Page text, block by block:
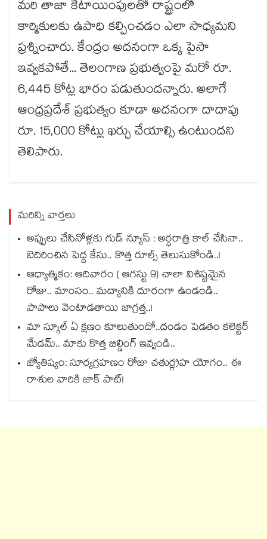
మరి తాజా కేటాయింపులతో రాష్ట్రంలో
కార్మికులకు ఉపాధి కల్పించడం ఎలా సాధ్యమని
ప్రశ్నించారు. కేంద్రం అదనంగా ఒక్క పైసా
ఇవ్వకపోతే... తెలంగాణ ప్రభుత్వంపై మరో రూ.
6,445 కోట్ల భారం పడుతుందన్నారు. అలాగే
ఆంధ్రప్రదేశ్ ప్రభుత్వం కూడా అదనంగా దాదాపు
రూ. 15,000 కోట్లు ఖర్చు చేయాల్సి ఉంటుందని
తెలిపారు.
మరిన్ని వార్తలు
అప్పులు చేసినోళ్లకు గుడ్ న్యూస్ : అర్థరాత్రి కాల్ చేసినా..
బెదిరించిన పెద్ద కేసు.. కొత్త రూల్స్ తెలుసుకోండి..!
ఆధ్యాత్మికం: ఆదివారం ( ఆగస్టు 9) చాలా విశిష్టమైన
రోజు.. మాంసం.. మద్యానికి దూరంగా ఉండండి..
పాపాలు వెంటాడతాయి జాగ్రత్త..!
మా స్కూల్ ఏ క్షణం కూలుతుందో..దండం పెడతం కలెక్టర్
మేడమ్.. మాకు కొత్త బిల్డింగ్ ఇవ్వండి..
జ్యోతిష్యం: సూర్యగ్రహణం రోజు చతుర్గ్రహ యోగం.. ఈ
రాశుల వారికి జాక్ పాట్!